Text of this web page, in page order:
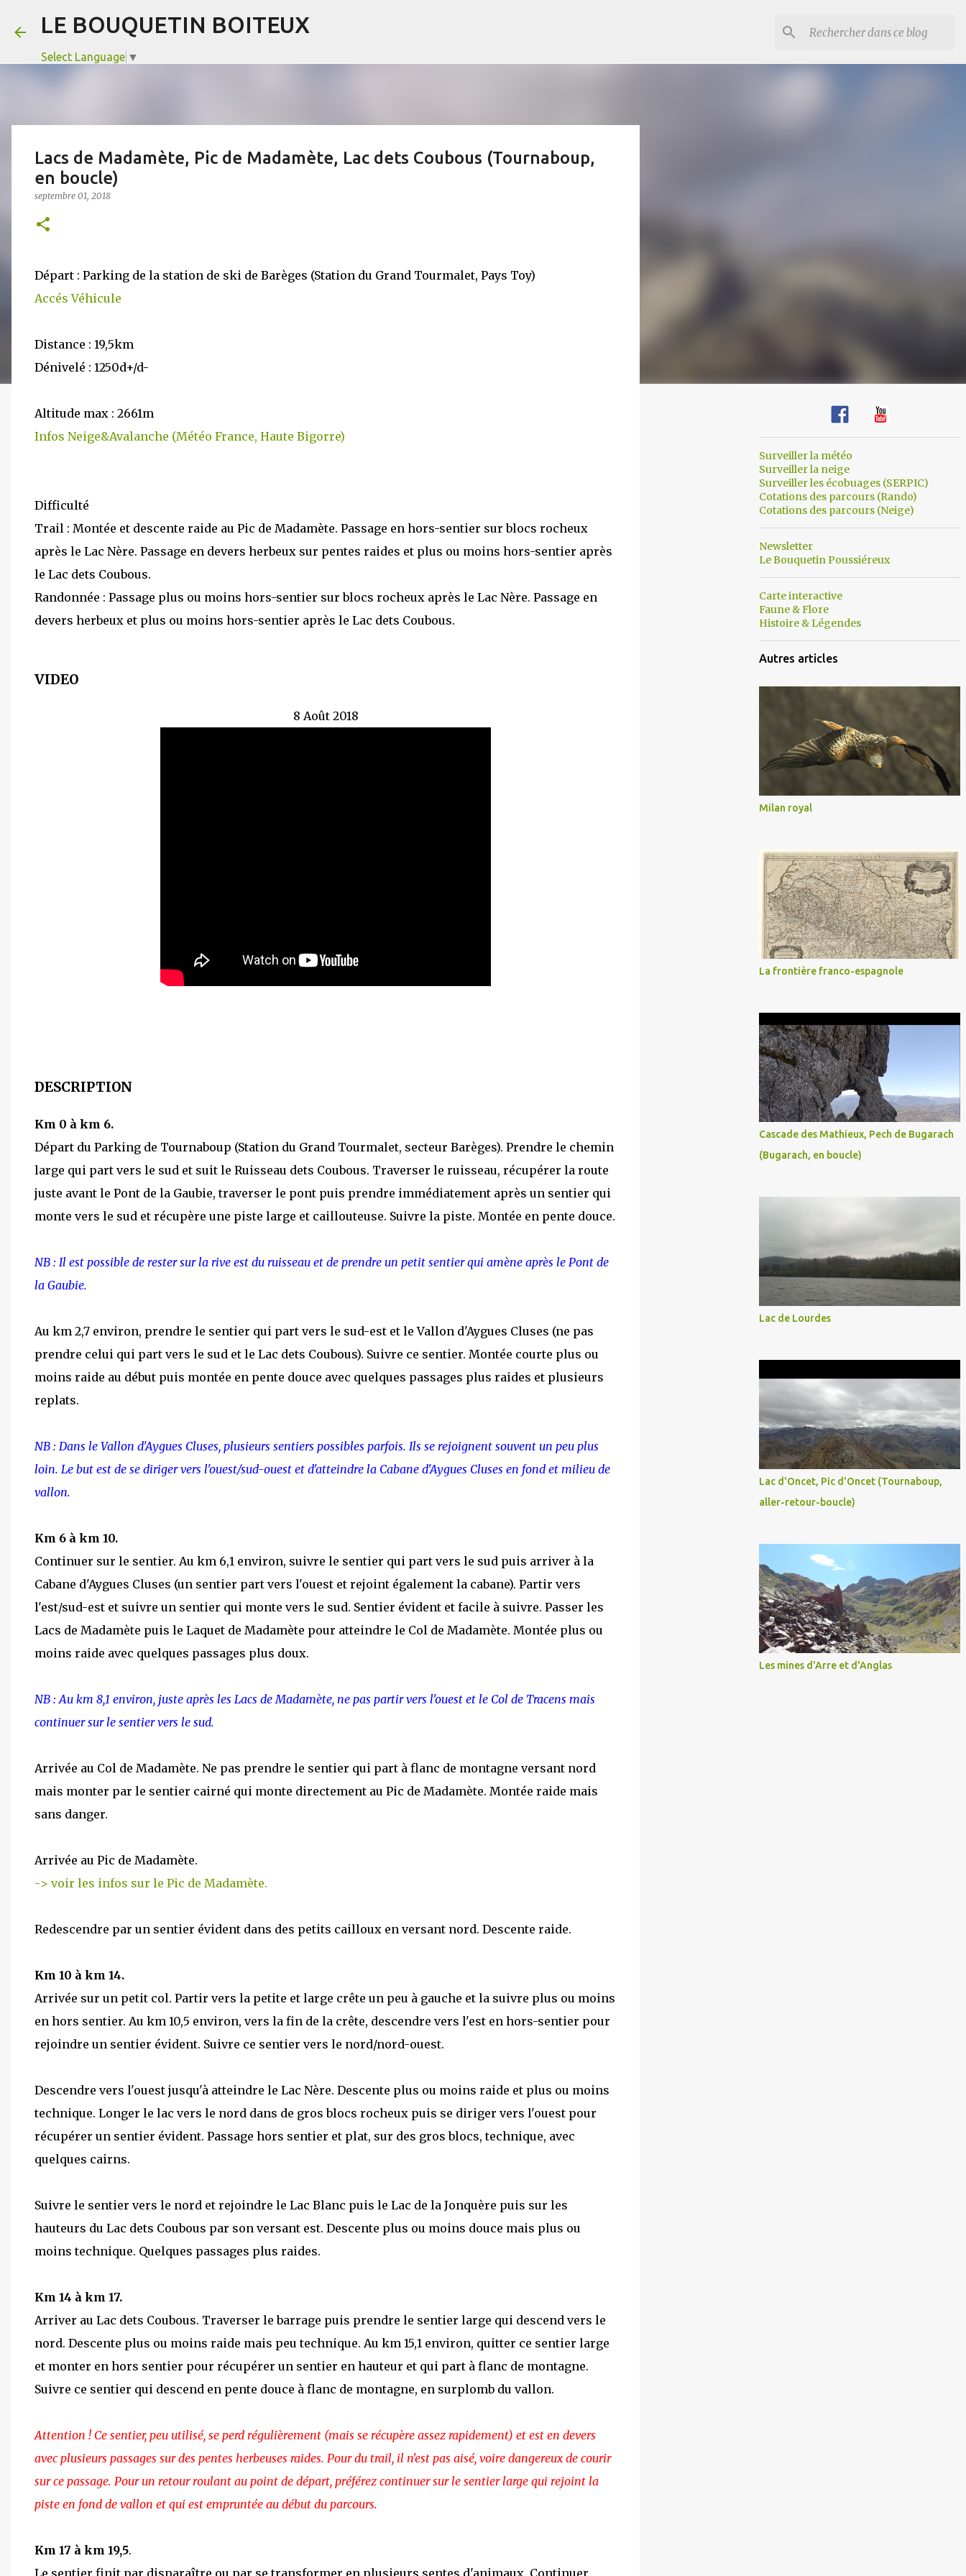
LE BOUQUETIN BOITEUX
Select Language ▼
Lacs de Madamète, Pic de Madamète, Lac dets Coubous (Tournaboup,
en boucle)
septembre 01, 2018
Départ : Parking de la station de ski de Barèges (Station du Grand Tourmalet, Pays Toy)
Accés Véhicule
Distance : 19,5km
Dénivelé : 1250d+/d-
Altitude max : 2661m
Infos Neige&Avalanche (Météo France, Haute Bigorre)
Difficulté
Trail : Montée et descente raide au Pic de Madamète. Passage en hors-sentier sur blocs rocheux
après le Lac Nère. Passage en devers herbeux sur pentes raides et plus ou moins hors-sentier après
le Lac dets Coubous.
Randonnée : Passage plus ou moins hors-sentier sur blocs rocheux après le Lac Nère. Passage en
devers herbeux et plus ou moins hors-sentier après le Lac dets Coubous.
VIDEO
8 Août 2018
DESCRIPTION
Km 0 à km 6.
Départ du Parking de Tournaboup (Station du Grand Tourmalet, secteur Barèges). Prendre le chemin
large qui part vers le sud et suit le Ruisseau dets Coubous. Traverser le ruisseau, récupérer la route
juste avant le Pont de la Gaubie, traverser le pont puis prendre immédiatement après un sentier qui
monte vers le sud et récupère une piste large et caillouteuse. Suivre la piste. Montée en pente douce.
NB : Il est possible de rester sur la rive est du ruisseau et de prendre un petit sentier qui amène après le Pont de
la Gaubie.
Au km 2,7 environ, prendre le sentier qui part vers le sud-est et le Vallon d'Aygues Cluses (ne pas
prendre celui qui part vers le sud et le Lac dets Coubous). Suivre ce sentier. Montée courte plus ou
moins raide au début puis montée en pente douce avec quelques passages plus raides et plusieurs
replats.
NB : Dans le Vallon d'Aygues Cluses, plusieurs sentiers possibles parfois. Ils se rejoignent souvent un peu plus
loin. Le but est de se diriger vers l'ouest/sud-ouest et d'atteindre la Cabane d'Aygues Cluses en fond et milieu de
vallon.
Km 6 à km 10.
Continuer sur le sentier. Au km 6,1 environ, suivre le sentier qui part vers le sud puis arriver à la
Cabane d'Aygues Cluses (un sentier part vers l'ouest et rejoint également la cabane). Partir vers
l'est/sud-est et suivre un sentier qui monte vers le sud. Sentier évident et facile à suivre. Passer les
Lacs de Madamète puis le Laquet de Madamète pour atteindre le Col de Madamète. Montée plus ou
moins raide avec quelques passages plus doux.
NB : Au km 8,1 environ, juste après les Lacs de Madamète, ne pas partir vers l'ouest et le Col de Tracens mais
continuer sur le sentier vers le sud.
Arrivée au Col de Madamète. Ne pas prendre le sentier qui part à flanc de montagne versant nord
mais monter par le sentier cairné qui monte directement au Pic de Madamète. Montée raide mais
sans danger.
Arrivée au Pic de Madamète.
-> voir les infos sur le Pic de Madamète.
Redescendre par un sentier évident dans des petits cailloux en versant nord. Descente raide.
Km 10 à km 14.
Arrivée sur un petit col. Partir vers la petite et large crête un peu à gauche et la suivre plus ou moins
en hors sentier. Au km 10,5 environ, vers la fin de la crête, descendre vers l'est en hors-sentier pour
rejoindre un sentier évident. Suivre ce sentier vers le nord/nord-ouest.
Descendre vers l'ouest jusqu'à atteindre le Lac Nère. Descente plus ou moins raide et plus ou moins
technique. Longer le lac vers le nord dans de gros blocs rocheux puis se diriger vers l'ouest pour
récupérer un sentier évident. Passage hors sentier et plat, sur des gros blocs, technique, avec
quelques cairns.
Suivre le sentier vers le nord et rejoindre le Lac Blanc puis le Lac de la Jonquère puis sur les
hauteurs du Lac dets Coubous par son versant est. Descente plus ou moins douce mais plus ou
moins technique. Quelques passages plus raides.
Km 14 à km 17.
Arriver au Lac dets Coubous. Traverser le barrage puis prendre le sentier large qui descend vers le
nord. Descente plus ou moins raide mais peu technique. Au km 15,1 environ, quitter ce sentier large
et monter en hors sentier pour récupérer un sentier en hauteur et qui part à flanc de montagne.
Suivre ce sentier qui descend en pente douce à flanc de montagne, en surplomb du vallon.
Attention ! Ce sentier, peu utilisé, se perd régulièrement (mais se récupère assez rapidement) et est en devers
avec plusieurs passages sur des pentes herbeuses raides. Pour du trail, il n'est pas aisé, voire dangereux de courir
sur ce passage. Pour un retour roulant au point de départ, préférez continuer sur le sentier large qui rejoint la
piste en fond de vallon et qui est empruntée au début du parcours.
Km 17 à km 19,5.
Le sentier finit par disparaître ou par se transformer en plusieurs sentes d'animaux. Continuer
Surveiller la météo
Surveiller la neige
Surveiller les écobuages (SERPIC)
Cotations des parcours (Rando)
Cotations des parcours (Neige)
Newsletter
Le Bouquetin Poussiéreux
Carte interactive
Faune & Flore
Histoire & Légendes
Autres articles
Milan royal
La frontière franco-espagnole
Cascade des Mathieux, Pech de Bugarach
(Bugarach, en boucle)
Lac de Lourdes
Lac d'Oncet, Pic d'Oncet (Tournaboup,
aller-retour-boucle)
Les mines d'Arre et d'Anglas